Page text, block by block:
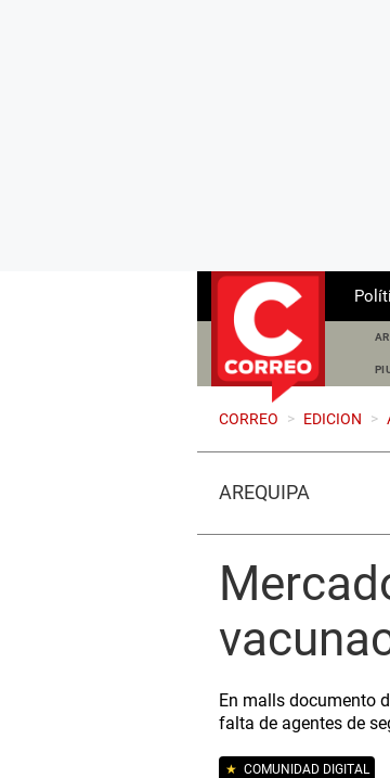
CORREO > EDICION >
AREQUIPA
En malls documento
falta de agentes de
★ COMUNIDAD DIGITAL